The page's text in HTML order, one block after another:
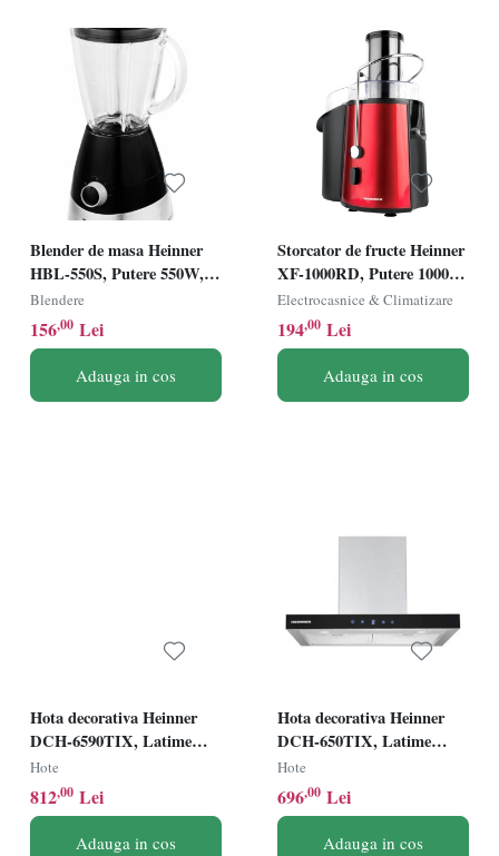
Blender de masa Heinner
HBL-550S, Putere 550W,
Capacitate bol 1.5L, 2
viteze + functie Pulse,
Negru/Argintiu
Blendere
156,00 Lei
Adauga in cos
Storcator de fructe Heinner
XF-1000RD, Putere 1000W,
Recipient suc 1L, Recipient
pulpa 2L, Rosu metalic
Electrocasnice & Climatizare
194,00 Lei
Adauga in cos
Hota decorativa Heinner
DCH-6590TIX, Latime
90cm, Putere absorbtie
623.9 m3/h, Control touch,
Timer, Clasa B, Inox+front
sticla neagra
Hote
812,00 Lei
Adauga in cos
Hota decorativa Heinner
DCH-650TIX, Latime
60cm, Putere absorbtie
595.8m3/h, Control touch,
Timer, Iluminare LED,
Inox + Sticla neagra
Hote
696,00 Lei
Adauga in cos